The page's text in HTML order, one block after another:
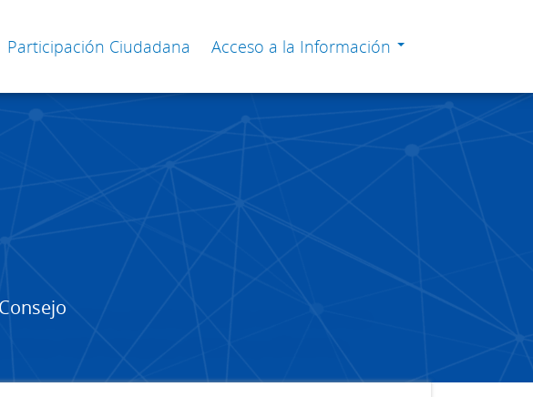
Participación Ciudadana Acceso a la Información